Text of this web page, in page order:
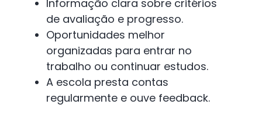
Informação clara sobre critérios
de avaliação e progresso.
Oportunidades melhor
organizadas para entrar no
trabalho ou continuar estudos.
A escola presta contas
regularmente e ouve feedback.